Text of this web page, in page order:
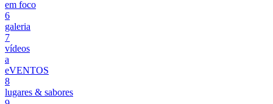
em foco
6
galeria
7
vídeos
a
eVENTOS
8
lugares & sabores